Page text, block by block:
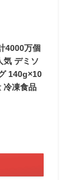
4000万個
気 デミソ
140g×10
冷凍食品